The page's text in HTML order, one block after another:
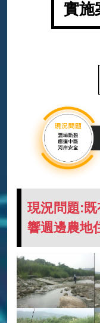
實施
現況問題:
響週邊農地